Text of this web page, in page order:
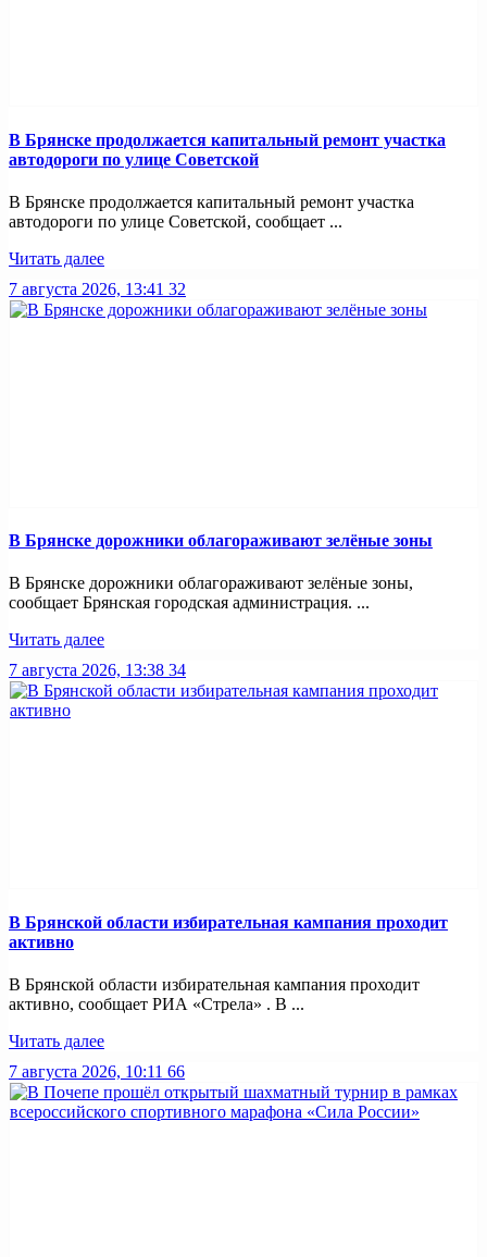
В Брянске продолжается капитальный ремонт участка
автодороги по улице Советской
В Брянске продолжается капитальный ремонт участка
автодороги по улице Советской, сообщает ...
Читать далее
7 августа 2026, 13:41 32
В Брянске дорожники облагораживают зелёные зоны
В Брянске дорожники облагораживают зелёные зоны,
сообщает Брянская городская администрация. ...
Читать далее
7 августа 2026, 13:38 34
В Брянской области избирательная кампания проходит
активно
В Брянской области избирательная кампания проходит
активно, сообщает РИА «Стрела» . В ...
Читать далее
7 августа 2026, 10:11 66